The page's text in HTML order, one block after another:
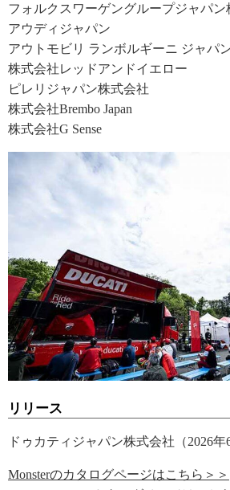
フォルクスワーゲングループジャパン
アウディジャパン
アウトモビリ ランボルギーニ ジャパ
株式会社レッドアンドイエロー
ピレリジャパン株式会社
株式会社Brembo Japan
株式会社G Sense
リリース
ドゥカティジャパン株式会社（2026年
Monsterのカタログページはこちら＞＞